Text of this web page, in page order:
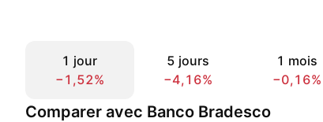
1 jour
−1,52%
5 jours
−4,16%
1 mois
−0,16%
Comparer avec Banco Bradesco